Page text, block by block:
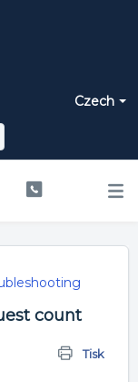
Czech
count
Tisk